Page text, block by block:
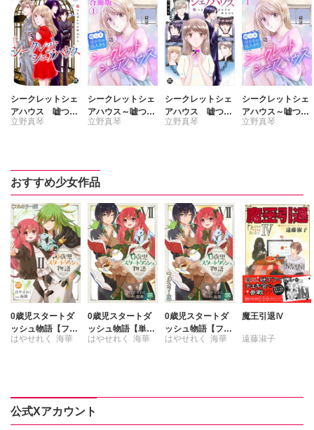
シークレットシェ
アハウス 嘘つき
ばかりの住人たち
立野真琴
シークレットシェ
アハウス～嘘つき
ばかりの住人たち
立野真琴
シークレットシェ
アハウス 嘘つき
ばかりの住人たち
立野真琴
シークレットシェ
アハウス～嘘つき
ばかりの住人たち
立野真琴
おすすめ少女作品
0歳児スタートダ
ッシュ物語【フル
カラー版】【単行
はやせれく 海華
0歳児スタートダ
ッシュ物語【単行
本版】7
はやせれく 海華
0歳児スタートダ
ッシュ物語【フル
カラー版】【単行
はやせれく 海華
魔王引退Ⅳ
遠藤淑子
公式Xアカウント